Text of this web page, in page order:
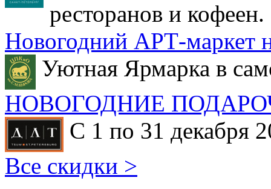
ресторанов и кофеен.
Новогодний АРТ-маркет
Уютная Ярмарка в
НОВОГОДНИЕ
С 1 по 31 декабря
Все скидки >